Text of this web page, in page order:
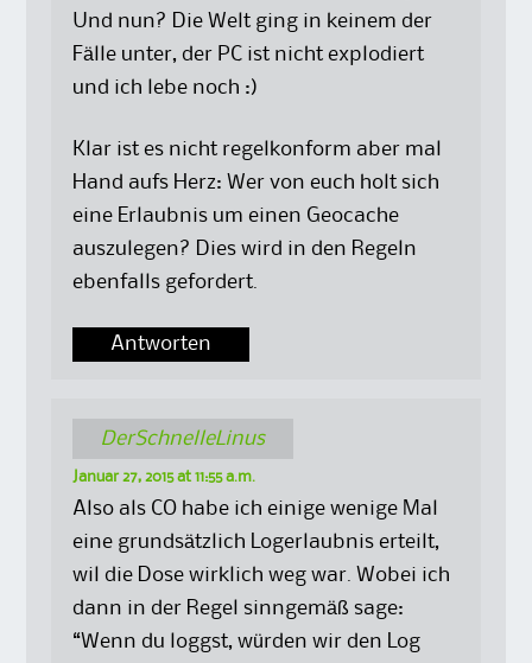
Und nun? Die Welt ging in keinem der
Fälle unter, der PC ist nicht explodiert
und ich lebe noch :)
Klar ist es nicht regelkonform aber mal
Hand aufs Herz: Wer von euch holt sich
eine Erlaubnis um einen Geocache
auszulegen? Dies wird in den Regeln
ebenfalls gefordert.
Antworten
DerSchnelleLinus
Januar 27, 2015 at 11:55 a.m.
Also als CO habe ich einige wenige Mal
eine grundsätzlich Logerlaubnis erteilt,
wil die Dose wirklich weg war. Wobei ich
dann in der Regel sinngemäß sage:
“Wenn du loggst, würden wir den Log